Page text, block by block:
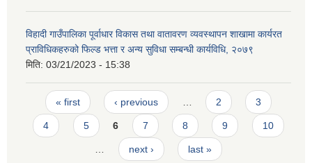
विहादी गाउँपालिका पूर्वाधार विकास तथा वातावरण व्यवस्थापन शाखामा कार्यरत
प्राविधिकहरुको फिल्ड भत्ता र अन्य सुविधा सम्बन्धी कार्यविधि, २०७९
मिति: 03/21/2023 - 15:38
Pages
« first ‹ previous … 2 3
4 5 6 7 8 9 10
… next › last »